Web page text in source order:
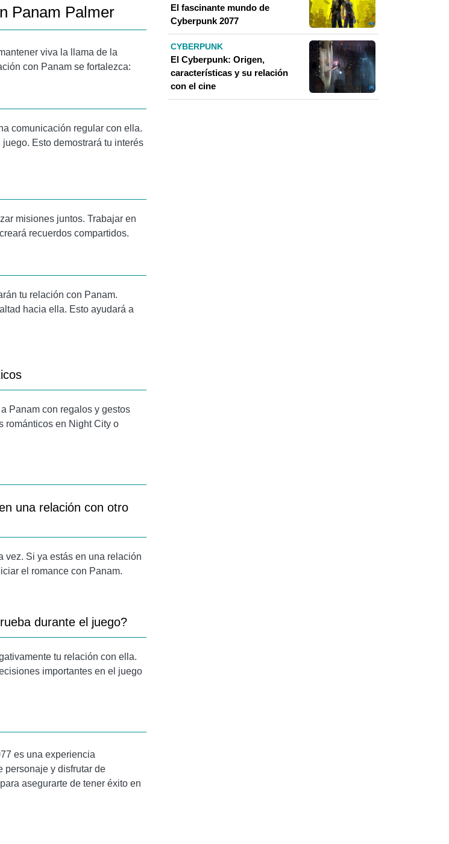
Panam Palmer
viva la llama de la
con Panam se fortalezca:
comunicación regular con ella.
Esto demostrará tu interés
misiones juntos. Trabajar en
recuerdos compartidos.
tu relación con Panam.
hacia ella. Esto ayudará a
Panam con regalos y gestos
románticos en Night City o
una relación con otro
vez. Si ya estás en una relación
el romance con Panam.
durante el juego?
tu relación con ella.
importantes en el juego
es una experiencia
personaje y disfrutar de
asegurarte de tener éxito en
El fascinante mundo de
Cyberpunk 2077
CYBERPUNK
El Cyberpunk: Origen,
características y su relación
con el cine